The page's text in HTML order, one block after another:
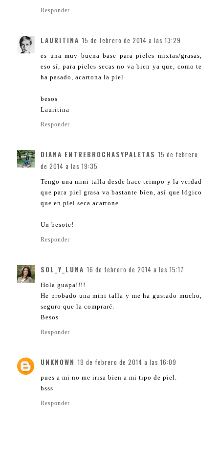
Responder
LAURITINA 15 de febrero de 2014 a las 13:29
es una muy buena base para pieles mixtas/grasas,
eso sí, para pieles secas no va bien ya que, como te
ha pasado, acartona la piel
besos
Lauritina
Responder
DIANA ENTREBROCHASYPALETAS 15 de febrero
de 2014 a las 19:35
Tengo una mini talla desde hace teimpo y la verdad
que para piel grasa va bastante bien, así que lógico
que en piel seca acartone.
Un besote!
Responder
SOL_Y_LUNA 16 de febrero de 2014 a las 15:17
Hola guapa!!!!
He probado una mini talla y me ha gustado mucho,
seguro que la compraré.
Besos
Responder
UNKNOWN 19 de febrero de 2014 a las 16:09
pues a mi no me irisa bien a mi tipo de piel.
bsss
Responder